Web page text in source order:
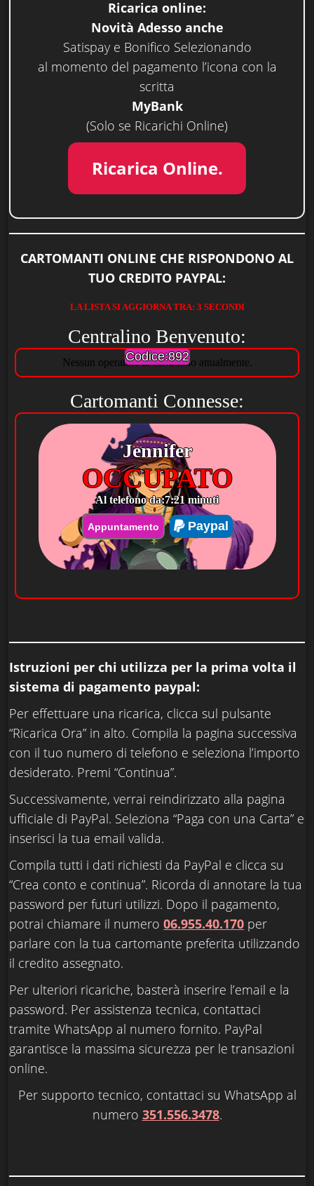
Ricarica online:
Novità Adesso anche
Satispay e Bonifico Selezionando
al momento del pagamento l’icona con la
scritta
MyBank
(Solo se Ricarichi Online)
Ricarica Online.
CARTOMANTI ONLINE CHE RISPONDONO AL
TUO CREDITO PAYPAL:
Istruzioni per chi utilizza per la prima volta il
sistema di pagamento paypal:
Per effettuare una ricarica, clicca sul pulsante
“Ricarica Ora” in alto. Compila la pagina successiva
con il tuo numero di telefono e seleziona l’importo
desiderato. Premi “Continua”.
Successivamente, verrai reindirizzato alla pagina
ufficiale di PayPal. Seleziona “Paga con una Carta” e
inserisci la tua email valida.
Compila tutti i dati richiesti da PayPal e clicca su
“Crea conto e continua”. Ricorda di annotare la tua
password per futuri utilizzi. Dopo il pagamento,
potrai chiamare il numero06.955.40.170 per
parlare con la tua cartomante preferita utilizzando
il credito assegnato.
Per ulteriori ricariche, basterà inserire l’email e la
password. Per assistenza tecnica, contattaci
tramite WhatsApp al numero fornito. PayPal
garantisce la massima sicurezza per le transazioni
online.
Per supporto tecnico, contattaci su WhatsApp al
numero 351.556.3478.